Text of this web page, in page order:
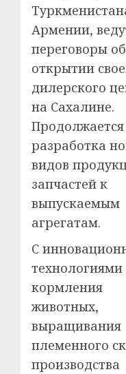
Армении,
переговоры об
открытии
дилерского
на Сахалине.
Продолжается
разработка
видов
запчастей к
выпускаемым
агрегатам.
С
технологиями
кормления
животных,
выращивания
племенного
производства